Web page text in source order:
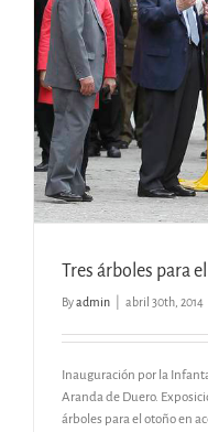
Tres árboles para
Byadmin abril 30th, 2014
Inauguración por la
Aranda de Duero.
árboles para el otoño en